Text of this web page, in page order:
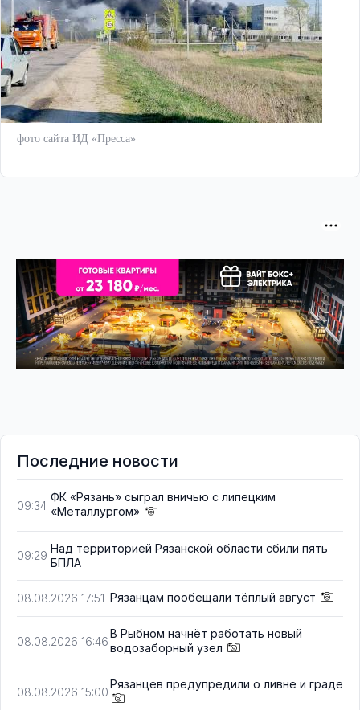
фото сайта ИД «Пресса»
Последние новости
09:34
ФК «Рязань» сыграл вничью с липецким
«Металлургом»
09:29
Над территорией Рязанской области сбили пять
БПЛА
08.08.2026 17:51 Рязанцам пообещали тёплый август
08.08.2026 16:46
В Рыбном начнёт работать новый
водозаборный узел
08.08.2026 15:00
Рязанцев предупредили о ливне и граде